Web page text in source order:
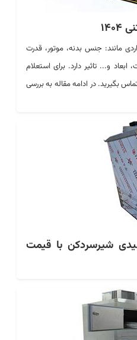
مانند: جنس بدنه، موتور، قدرت
ابعاد و... تاثیر دارد. برای استعلام
بگیرید. در ادامه مقاله به بررسی
شیرسردکن با قیمت